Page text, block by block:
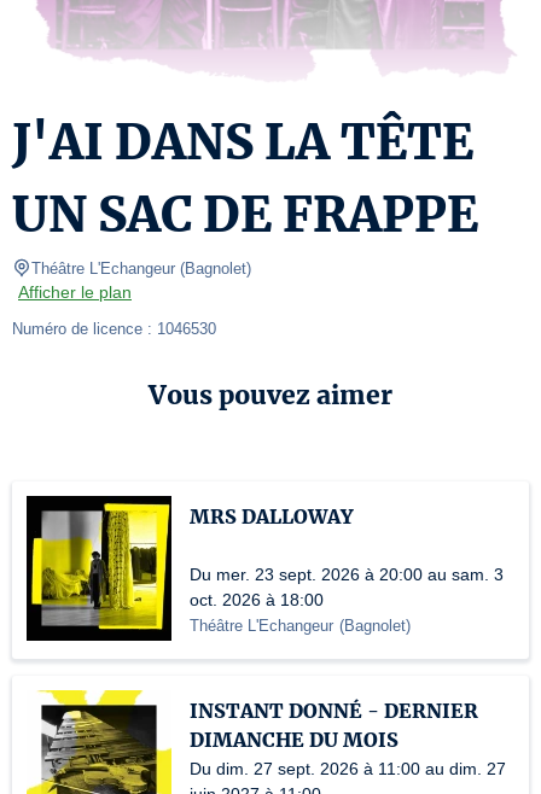
J'AI DANS LA TÊTE
UN SAC DE FRAPPE
Théâtre L'Echangeur (Bagnolet)
Afficher le plan
Numéro de licence : 1046530
Vous pouvez aimer
MRS DALLOWAY
Du mer. 23 sept. 2026 à 20:00 au sam. 3
oct. 2026 à 18:00
Théâtre L'Echangeur (Bagnolet)
INSTANT DONNÉ - DERNIER
DIMANCHE DU MOIS
Du dim. 27 sept. 2026 à 11:00 au dim. 27